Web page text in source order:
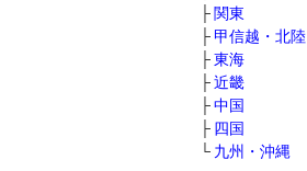
関東
甲信越・北陸
東海
近畿
中国
四国
九州・沖縄